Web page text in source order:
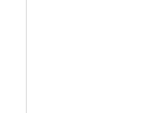
Ouvir episódios
Veja os bastidores da Pesquisa
trazem informações sobre as